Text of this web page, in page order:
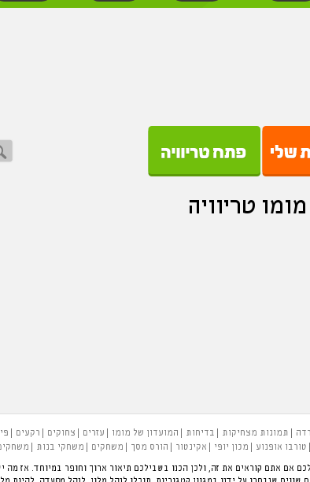
תמונות מצחיקות בדיחות המועדון של מומו עזרים צחוקים רקעים
טורבו אופנוע מכון יופי אקינטור הורס מסך משחקים משחקי בנות
אם אתם קוראים את זה, ולכן הכנו בשבילכם תיאור ארוך וחופר במיוחד. אז